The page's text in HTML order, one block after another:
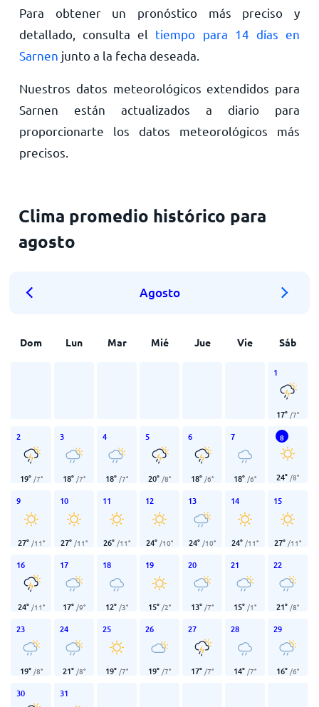
Para obtener un pronóstico más preciso y
detallado, consulta el tiempo para 14 días en
Sarnen junto a la fecha deseada.
Nuestros datos meteorológicos extendidos para
Sarnen están actualizados a diario para
proporcionarte los datos meteorológicos más
precisos.
Clima promedio histórico para
agosto
Agosto
Dom Lun Mar Mié Jue Vie Sáb
1
17° /7°
2
19° /7°
3
18° /7°
4
18° /7°
5
20° /8°
6
18° /6°
7
18° /6°
8
24° /8°
9
27° /11°
10
27° /11°
11
26° /11°
12
24° /10°
13
24° /10°
14
24° /11°
15
27° /11°
16
24° /11°
17
17° /9°
18
12° /3°
19
15° /2°
20
13° /7°
21
15° /1°
22
21° /8°
23
19° /8°
24
21° /8°
25
19° /7°
26
19° /7°
27
17° /7°
28
14° /7°
29
16° /6°
30 31